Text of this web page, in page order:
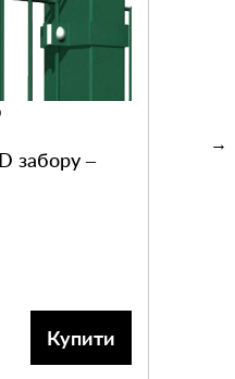
забору –
Купити